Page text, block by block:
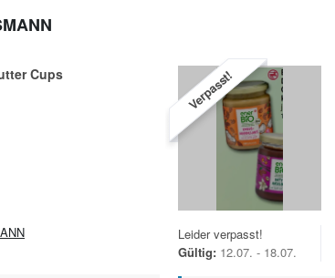
Cups Verpasst!
Leider verpasst!
Gültig: 12.07. - 18.07.